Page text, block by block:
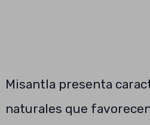
Misantla presenta
naturales que